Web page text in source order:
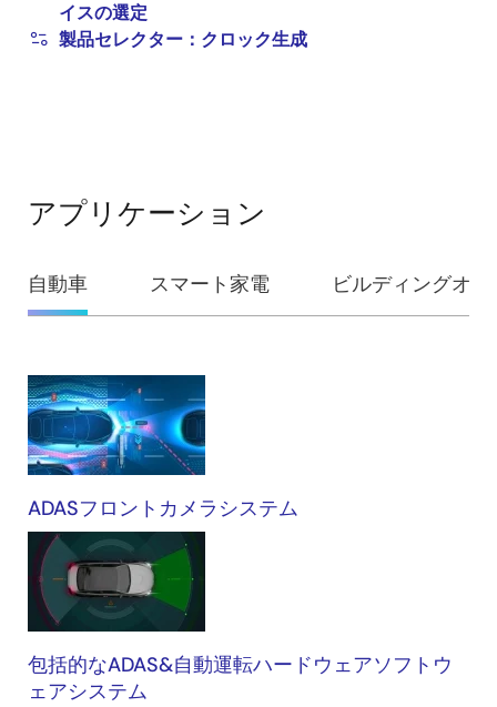
イスの選定
製品セレクター：クロック生成
アプリケーション
自動車 スマート家電 ビルディングオ
自
動
車
ADASフロントカメラシステム
包括的なADAS&自動運転ハードウェアソフトウ
ェアシステム